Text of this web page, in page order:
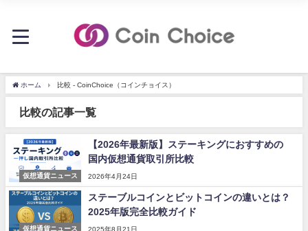
ホーム 比較 - CoinChoice（コインチョイス）
比較の記事一覧
仮想通貨ニュース
【2026年最新版】ステーキングにおすすめの
国内仮想通貨取引所比較
2026年4月24日
仮想通貨ニュース
ステーブルコインとビットコインの違いとは？
2025年版完全比較ガイド
2025年8月21日